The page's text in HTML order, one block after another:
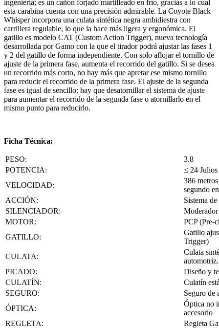
ingeniería; es un cañón forjado martilleado en frío, gracias a lo cual
esta carabina cuenta con una precisión admirable. La Coyote Black
Whisper incorpora una culata sintética negra ambidiestra con
carrillera regulable, lo que la hace más ligera y ergonómica. El
gatillo es modelo CAT (Custom Action Trigger), nueva tecnología
desarrollada por Gamo con la que el tirador podrá ajustar las fases 1
y 2 del gatillo de forma independiente. Con solo aflojar el tornillo de
ajuste de la primera fase, aumenta el recorrido del gatillo. Si se desea
un recorrido más corto, no hay más que apretar ese mismo tornillo
para reducir el recorrido de la primera fase. El ajuste de la segunda
fase es igual de sencillo: hay que desatornillar el sistema de ajuste
para aumentar el recorrido de la segunda fase o atornillarlo en el
mismo punto para reducirlo.
Ficha Técnica:
PESO:
3.8
POTENCIA:
≤ 24 Julios
VELOCIDAD:
386
segundo
ACCIÓN:
Sistema
SILENCIADOR:
MOTOR:
PCP (Pre-
GATILLO:
Gatillo
Trigger)
CULATA:
Culata
automotriz.
PICADO:
Diseño y
CULATÍN:
Culatín
SEGURO:
Seguro de
ÓPTICA:
Óptica no
accesorio
REGLETA:
Regleta